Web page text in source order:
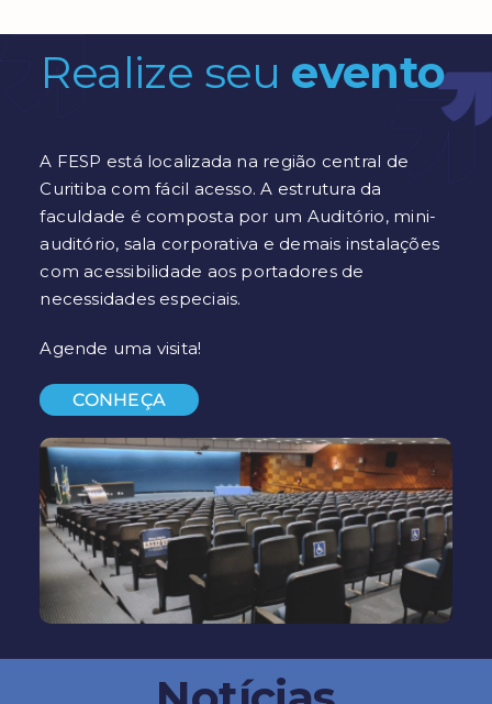
Realize seu evento
A FESP está localizada na região central de
Curitiba com fácil acesso. A estrutura da
faculdade é composta por um Auditório, mini-
auditório, sala corporativa e demais instalações
com acessibilidade aos portadores de
necessidades especiais.
Agende uma visita!
CONHEÇA